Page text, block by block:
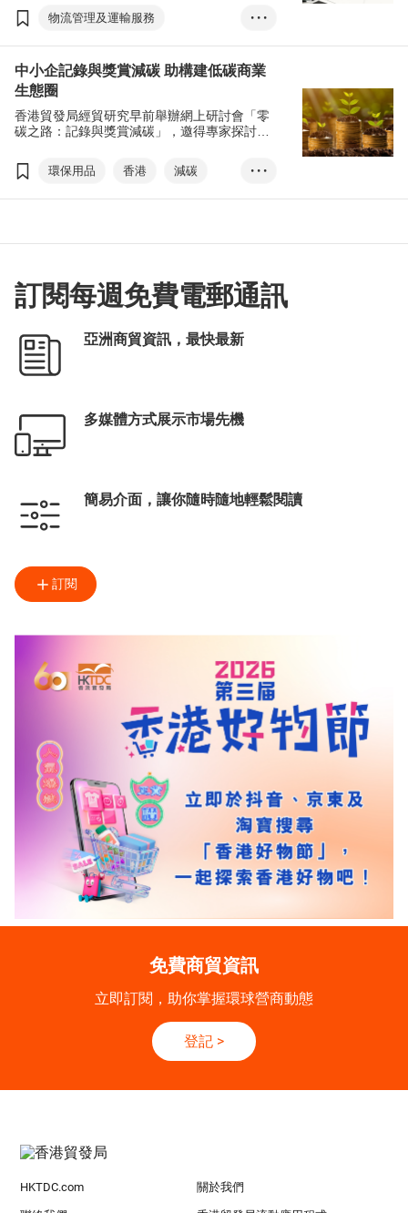
並選擇合適貿易路線和模式，以實現可持續發
展。
物流管理及運輸服務
環保用品
香港
綠色物流
零碳
T-box升級轉型計劃
跨境物流
創新技術
• • •
中小企記錄與獎賞減碳 助構建低碳商業
生態圈
香港貿發局經貿研究早前舉辦網上研討會「零
碳之路：記錄與獎賞減碳」，邀得專家探討企
低碳商業生態圈。
環保用品 香港
減碳
低碳
Carbon Wallet
香港氣候行動藍圖
• • •
訂閱每週免費電郵通訊
亞洲商貿資訊，最快最新
多媒體方式展示市場先機
簡易介面，讓你隨時隨地輕鬆閱讀
訂閱
免費商貿資訊
立即訂閱，助你掌握環球營商動態
登記 >
HKTDC.com 關於我們